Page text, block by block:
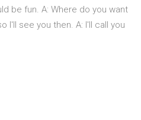
be fun. A: Where do you want
I'll see you then. A: I'll call you